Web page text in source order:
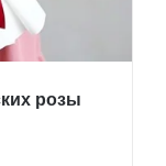
розы